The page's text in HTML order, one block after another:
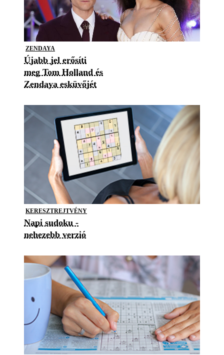
ZENDAYA
Újabb jel erősíti
meg Tom Holland és
Zendaya esküvőjét
KERESZTREJTVÉNY
Napi sudoku -
nehezebb verzió